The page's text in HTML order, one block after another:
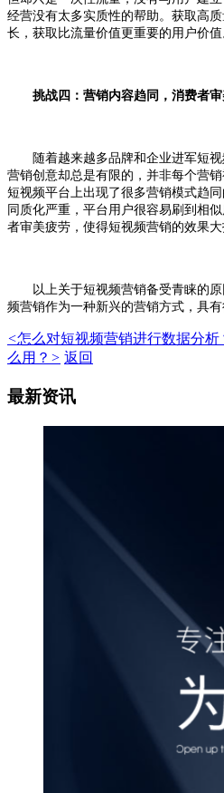
经营没有太多实质性的帮助。获取高
长，获取比流量价值更重要的用户价值
挑战四：营销内容趋同，消费者审
随着越来越多品牌和企业进军短视
营销创意却总是有限的，并非每个营
短视频平台上出现了很多营销模式趋
同质化严重，平台用户很容易刷到相
者审美疲劳，使得短视频营销的效果大
以上关于短视频营销备受青睐的原
频营销作为一种新兴的营销方式，具有
<怎么对短视频营销进行数据分析
么用？ > 返回
最新资讯